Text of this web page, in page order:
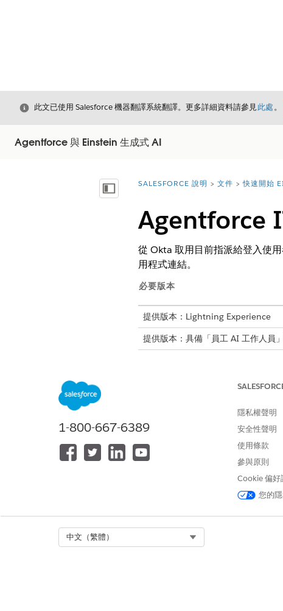
結束
此文已使用 Salesforce 機器翻譯系統翻譯。更多詳細資料請參見此處。
Agentforce 與 Einstein 生成式 AI
顯示目錄 您位於此處：
SALESFORCE 說明 文件 快速開始
Agentforce
從 Okta 取用目前指派給登入使
用程式連結。
必要版本
提供版本：Lightning Experience
提供版本：具備「員工 AI 工作人員
請參閱標準工作人員動作的一般使用
動作詳細資料
API 名稱
此動作是否會執行一或多個提示範本?
1-800-667-6389
隱私權聲明
安全性聲明
使用條款
參與原則
Cookie 偏好
您的
中文（繁體）